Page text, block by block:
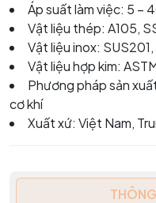
Áp suất làm việc: 5 –
Vật liệu thép: A105,
Vật liệu inox:
Vật liệu hợp kim:
Phương pháp sản
cơ khí
Xuất xứ: Việt Nam,